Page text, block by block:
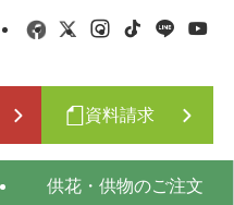
資料請求
供花・供物のご注文